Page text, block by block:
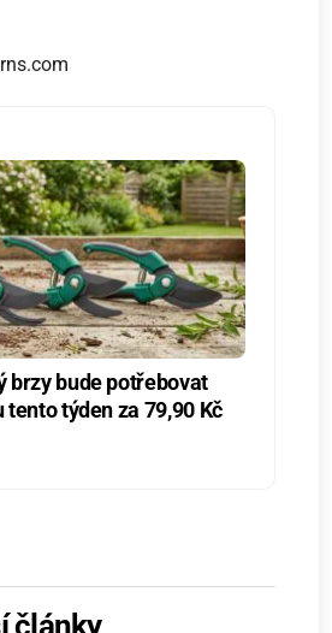
brzy bude potřebovat
tento týden za 79,90 Kč